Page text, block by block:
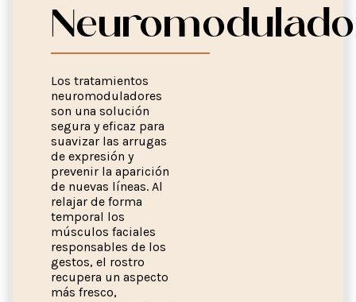
Los tratamientos
neuromoduladores
son una solución
segura y eficaz para
suavizar las arrugas
de expresión y
prevenir la aparición
de nuevas líneas. Al
relajar de forma
temporal los
músculos faciales
responsables de los
gestos, el rostro
recupera un aspecto
más fresco,